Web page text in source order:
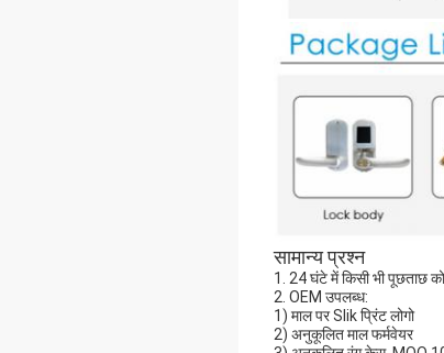
सामान्य प्रश्न
1. 24 घंटे में किसी भी पूछताछ को
2. OEM उपलब्ध:
1) माल पर Slik प्रिंट लोगो
2) अनुकूलित माल फर्मवेयर